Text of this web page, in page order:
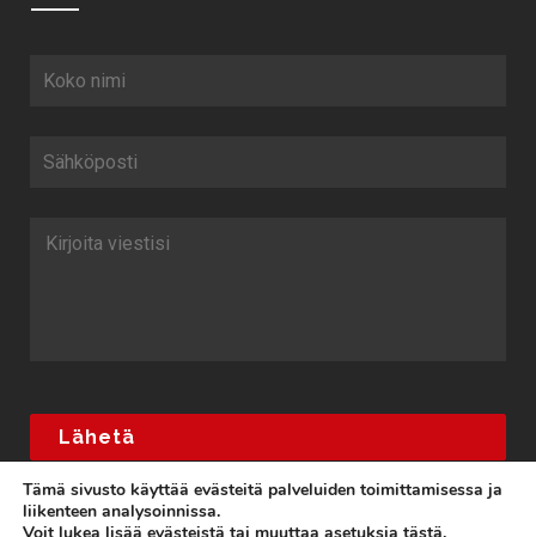
Tämä sivusto käyttää evästeitä palveluiden toimittamisessa ja
liikenteen analysoinnissa.